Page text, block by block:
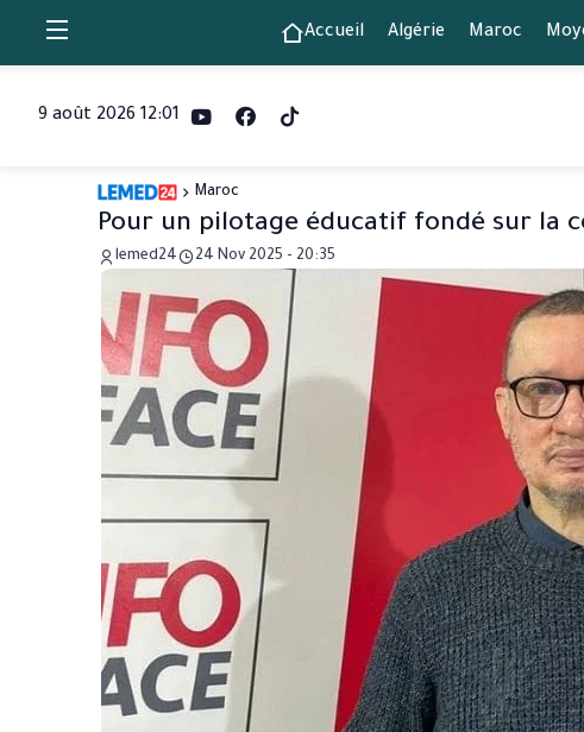
Accueil Algérie Maroc
9 août 2026 12:01
Maroc
Pour un pilotage éducatif fondé sur la
lemed24 24 Nov 2025 - 20:35